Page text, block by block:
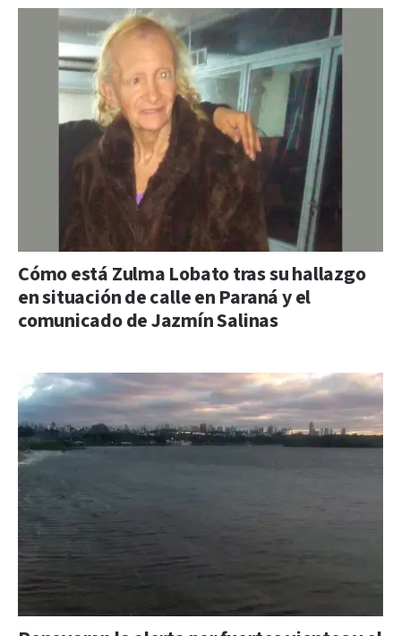
Cómo está Zulma Lobato tras su hallazgo
en situación de calle en Paraná y el
comunicado de Jazmín Salinas